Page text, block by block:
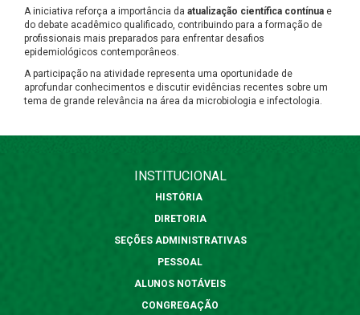
A iniciativa reforça a importância da atualização científica contínua e
do debate acadêmico qualificado, contribuindo para a formação de
profissionais mais preparados para enfrentar desafios
epidemiológicos contemporâneos.
A participação na atividade representa uma oportunidade de
aprofundar conhecimentos e discutir evidências recentes sobre um
tema de grande relevância na área da microbiologia e infectologia.
INSTITUCIONAL
HISTÓRIA
DIRETORIA
SEÇÕES ADMINISTRATIVAS
PESSOAL
ALUNOS NOTÁVEIS
CONGREGAÇÃO